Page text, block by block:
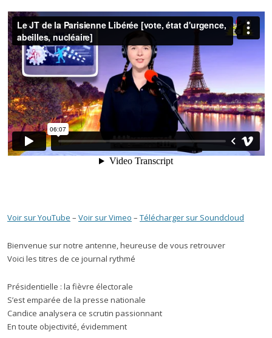
Voir sur YouTube – Voir sur Vimeo – Télécharger sur Soundcloud
Bienvenue sur notre antenne, heureuse de vous retrouver
Voici les titres de ce journal rythmé
Présidentielle : la fièvre électorale
S’est emparée de la presse nationale
Candice analysera ce scrutin passionnant
En toute objectivité, évidemment